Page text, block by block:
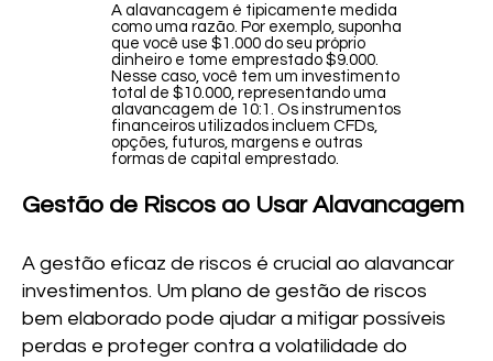
A alavancagem é tipicamente medida
como uma razão. Por exemplo, suponha
que você use $1.000 do seu próprio
dinheiro e tome emprestado $9.000.
Nesse caso, você tem um investimento
total de $10.000, representando uma
alavancagem de 10:1. Os instrumentos
financeiros utilizados incluem CFDs,
opções, futuros, margens e outras
formas de capital emprestado.
Gestão de Riscos ao Usar Alavancagem
A gestão eficaz de riscos é crucial ao alavancar
investimentos. Um plano de gestão de riscos
bem elaborado pode ajudar a mitigar possíveis
perdas e proteger contra a volatilidade do